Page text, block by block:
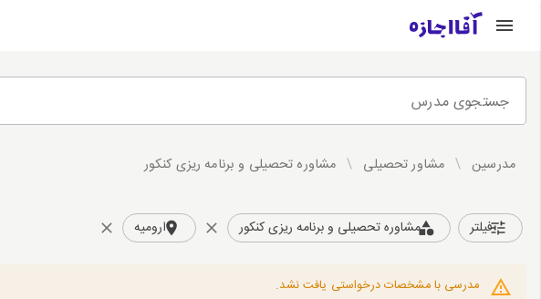
جستجوی مدرس
مدرسین / مشاور تحصیلی / مشاوره تحصیلی و برنامه ریزی کنکور
فیلتر مشاوره تحصیلی و برنامه ریزی کنکور ارومیه
مدرسی با مشخصات درخواستی یافت نشد.